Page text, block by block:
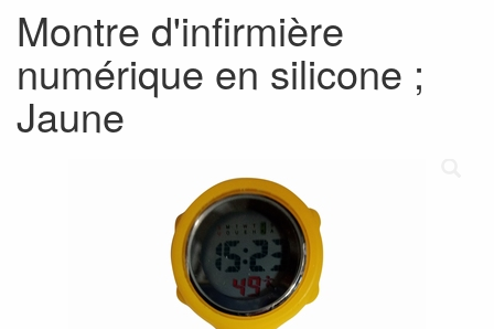
Montre d'infirmière
numérique en silicone ;
Jaune